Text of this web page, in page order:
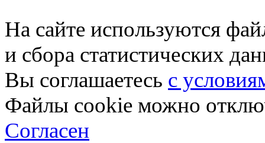
На сайте используются
и сбора статистических
Вы соглашаетесь с
Файлы cookie можно
Согласен